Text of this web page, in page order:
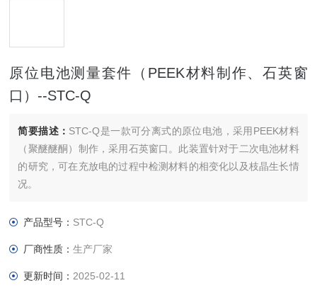
原位电池测量套件（PEEK材料制作、石英窗
口）--STC-Q
简要描述： STC-Q是一款可分离式的原位电池，采用PEEK材料
（聚醚醚酮）制作，采用石英窗口。此装置针对于二次电池材料
的研究，可在充放电的过程中检测材料的相变化以及枝晶生长情
况。
产品型号： STC-Q
厂商性质：生产厂家
更新时间： 2025-02-11